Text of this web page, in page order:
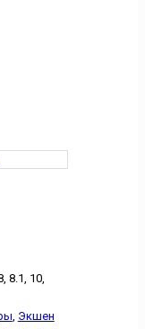
8.1, 10,
, Экшен